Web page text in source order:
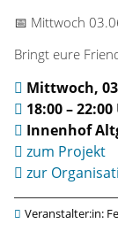
a
m
0
3
📅 Mittwoch
Bringt eure
Mittwoch,
18:00 –
Innenhof
zum Projekt
zur
Veranstalter:in: